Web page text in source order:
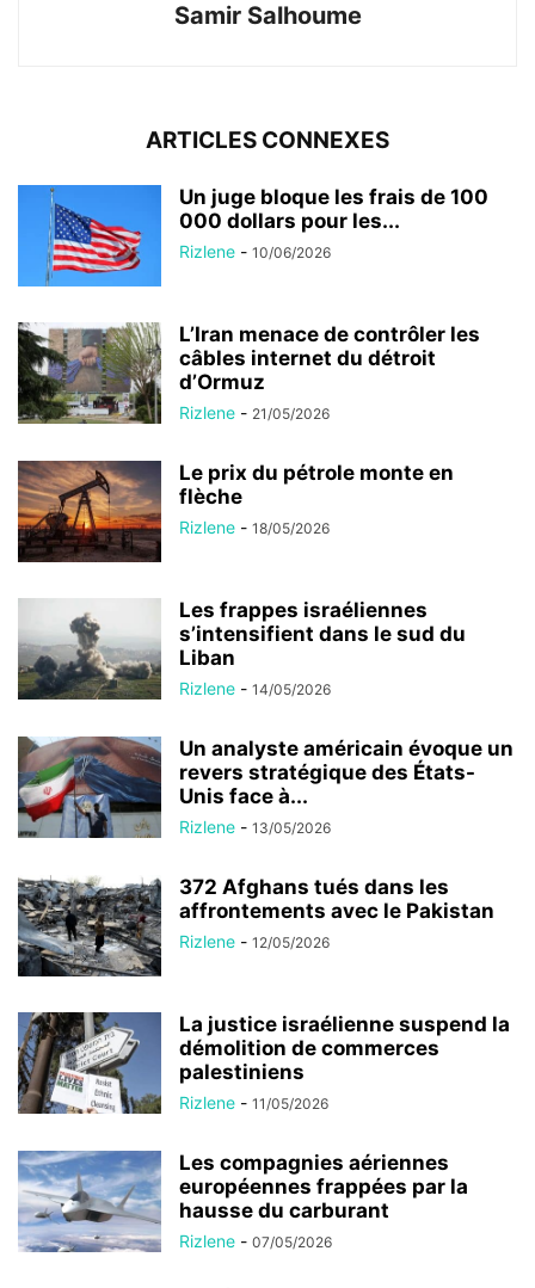
Samir Salhoume
ARTICLES CONNEXES
Un juge bloque les frais de 100
000 dollars pour les...
Rizlene - 10/06/2026
L’Iran menace de contrôler les
câbles internet du détroit
d’Ormuz
Rizlene - 21/05/2026
Le prix du pétrole monte en
flèche
Rizlene - 18/05/2026
Les frappes israéliennes
s’intensifient dans le sud du
Liban
Rizlene - 14/05/2026
Un analyste américain évoque un
revers stratégique des États-
Unis face à...
Rizlene - 13/05/2026
372 Afghans tués dans les
affrontements avec le Pakistan
Rizlene - 12/05/2026
La justice israélienne suspend la
démolition de commerces
palestiniens
Rizlene - 11/05/2026
Les compagnies aériennes
européennes frappées par la
hausse du carburant
Rizlene - 07/05/2026